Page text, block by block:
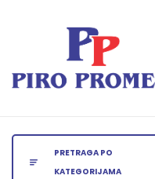
PRETRAGA PO
KATEGORIJAMA